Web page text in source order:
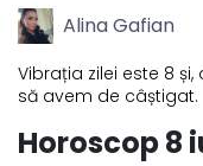
Alina Gafian
Vibrația zilei este 8
să avem de câștigat.
Horoscop 8